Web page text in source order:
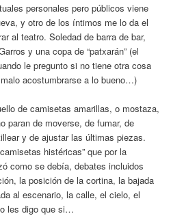
personales pero públicos viene
y otro de los íntimos me lo da el
al teatro. Soledad de barra de bar,
y una copa de “patxarán” (el
le pregunto si no tiene otra cosa
acostumbrarse a lo bueno…)
de camisetas amarillas, o mostaza,
paran de moverse, de fumar, de
y de ajustar las últimas piezas.
histéricas” que por la
como se debía, debates incluidos
la posición de la cortina, la bajada
al escenario, la calle, el cielo, el
les digo que si…